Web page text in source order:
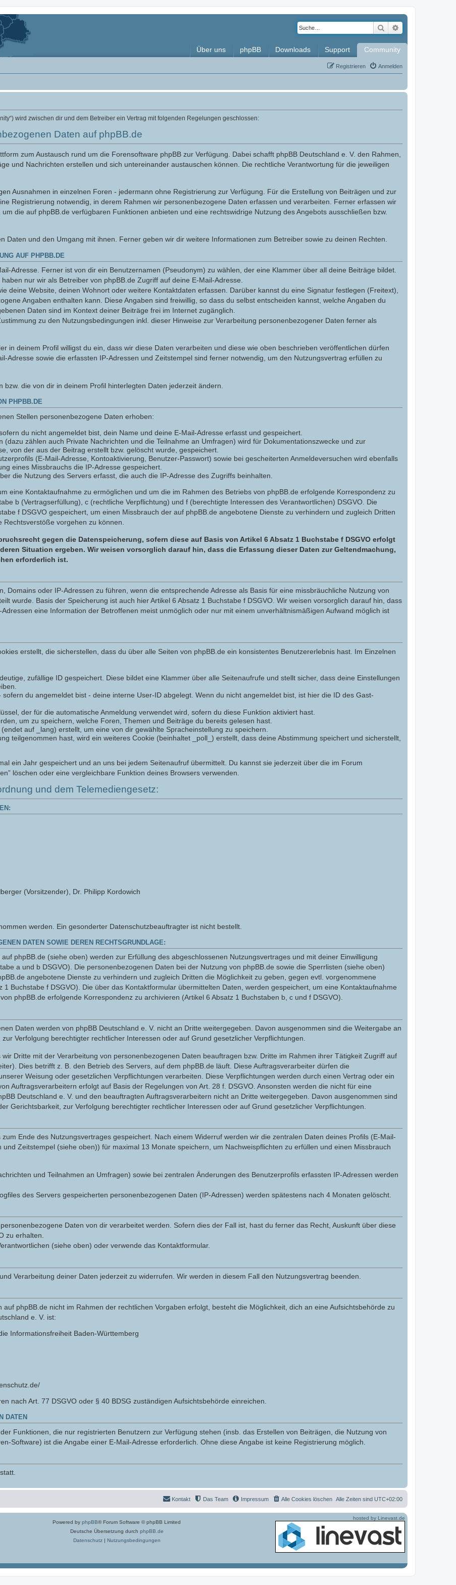
Suche
Über uns phpBB Downloads Support Community
Anmelden
Registrieren
wird zwischen dir und dem Betreiber ein Vertrag mit folgenden Regelungen geschlossen:
Daten auf phpBB.de
zum Austausch rund um die Forensoftware phpBB zur Verfügung. Dabei schafft phpBB Deutschland e. V. den Rahmen,
und Nachrichten erstellen und sich untereinander austauschen können. Die rechtliche Verantwortung für die jeweiligen
Ausnahmen in einzelnen Foren - jedermann ohne Registrierung zur Verfügung. Für die Erstellung von Beiträgen und zur
Registrierung notwendig, in derem Rahmen wir personenbezogene Daten erfassen und verarbeiten. Ferner erfassen wir
die auf phpBB.de verfügbaren Funktionen anbieten und eine rechtswidrige Nutzung des Angebots ausschließen bzw.
Daten und den Umgang mit ihnen. Ferner geben wir dir weitere Informationen zum Betreiber sowie zu deinen Rechten.
AUF PHPBB.DE
Adresse. Ferner ist von dir ein Benutzernamen (Pseudonym) zu wählen, der eine Klammer über all deine Beiträge bildet.
nur wir als Betreiber von phpBB.de Zugriff auf deine E-Mail-Adresse.
deine Website, deinen Wohnort oder weitere Kontaktdaten erfassen. Darüber kannst du eine Signatur festlegen (Freitext),
Angaben enthalten kann. Diese Angaben sind freiwillig, so dass du selbst entscheiden kannst, welche Angaben du
Daten sind im Kontext deiner Beiträge frei im Internet zugänglich.
zu den Nutzungsbedingungen inkl. dieser Hinweise zur Verarbeitung personenbezogener Daten ferner als
in deinem Profil willigst du ein, dass wir diese Daten verarbeiten und diese wie oben beschrieben veröffentlichen dürfen
Adresse sowie die erfassten IP-Adressen und Zeitstempel sind ferner notwendig, um den Nutzungsvertrag erfüllen zu
die von dir in deinem Profil hinterlegten Daten jederzeit ändern.
PHPBB.DE
Stellen personenbezogene Daten erhoben:
du nicht angemeldet bist, dein Name und deine E-Mail-Adresse erfasst und gespeichert.
(dazu zählen auch Private Nachrichten und die Teilnahme an Umfragen) wird für Dokumentationszwecke und zur
von der aus der Beitrag erstellt bzw. gelöscht wurde, gespeichert.
(E-Mail-Adresse, Kontoaktivierung, Benutzer-Passwort) sowie bei gescheiterten Anmeldeversuchen wird ebenfalls
eines Missbrauchs die IP-Adresse gespeichert.
die Nutzung des Servers erfasst, die auch die IP-Adresse des Zugriffs beinhalten.
eine Kontaktaufnahme zu ermöglichen und um die im Rahmen des Betriebs von phpBB.de erfolgende Korrespondenz zu
b (Vertragserfüllung), c (rechtliche Verpflichtung) und f (berechtigte Interessen des Verantwortlichen) DSGVO. Die
f DSGVO gespeichert, um einen Missbrauch der auf phpBB.de angebotene Dienste zu verhindern und zugleich Dritten
vorgehen zu können.
gegen die Datenspeicherung, sofern diese auf Basis von Artikel 6 Absatz 1 Buchstabe f DSGVO erfolgt
Situation ergeben. Wir weisen vorsorglich darauf hin, dass die Erfassung dieser Daten zur Geltendmachung,
erforderlich ist.
Domains oder IP-Adressen zu führen, wenn die entsprechende Adresse als Basis für eine missbräuchliche Nutzung von
wurde. Basis der Speicherung ist auch hier Artikel 6 Absatz 1 Buchstabe f DSGVO. Wir weisen vorsorglich darauf hin, dass
eine Information der Betroffenen meist unmöglich oder nur mit einem unverhältnismäßigen Aufwand möglich ist
erstellt, die sicherstellen, dass du über alle Seiten von phpBB.de ein konsistentes Benutzererlebnis hast. Im Einzelnen
zufällige ID gespeichert. Diese bildet eine Klammer über alle Seitenaufrufe und stellt sicher, dass deine Einstellungen
du angemeldet bist - deine interne User-ID abgelegt. Wenn du nicht angemeldet bist, ist hier die ID des Gast-
der für die automatische Anmeldung verwendet wird, sofern du diese Funktion aktiviert hast.
um zu speichern, welche Foren, Themen und Beiträge du bereits gelesen hast.
auf _lang) erstellt, um eine von dir gewählte Spracheinstellung zu speichern.
teilgenommen hast, wird ein weiteres Cookie (beinhaltet _poll_) erstellt, dass deine Abstimmung speichert und sicherstellt,
ein Jahr gespeichert und an uns bei jedem Seitenaufruf übermittelt. Du kannst sie jederzeit über die im Forum
löschen oder eine vergleichbare Funktion deines Browsers verwenden.
und dem Telemediengesetz:
(Vorsitzender), Dr. Philipp Kordowich
werden. Ein gesonderter Datenschutzbeauftragter ist nicht bestellt.
DATEN SOWIE DEREN RECHTSGRUNDLAGE:
phpBB.de (siehe oben) werden zur Erfüllung des abgeschlossenen Nutzungsvertrages und mit deiner Einwilligung
a und b DSGVO). Die personenbezogenen Daten bei der Nutzung von phpBB.de sowie die Sperrlisten (siehe oben)
angebotene Dienste zu verhindern und zugleich Dritten die Möglichkeit zu geben, gegen evtl. vorgenommene
Buchstabe f DSGVO). Die über das Kontaktformular übermittelten Daten, werden gespeichert, um eine Kontaktaufnahme
phpBB.de erfolgende Korrespondenz zu archivieren (Artikel 6 Absatz 1 Buchstaben b, c und f DSGVO).
Daten werden von phpBB Deutschland e. V. nicht an Dritte weitergegeben. Davon ausgenommen sind die Weitergabe an
Verfolgung berechtigter rechtlicher Interessen oder auf Grund gesetzlicher Verpflichtungen.
Dritte mit der Verarbeitung von personenbezogenen Daten beauftragen bzw. Dritte im Rahmen ihrer Tätigkeit Zugriff auf
Dies betrifft z. B. den Betrieb des Servers, auf dem phpBB.de läuft. Diese Auftragsverarbeiter dürfen die
Weisung oder gesetzlichen Verpflichtungen verarbeiten. Diese Verpflichtungen werden durch einen Vertrag oder ein
Auftragsverarbeitern erfolgt auf Basis der Regelungen von Art. 28 f. DSGVO. Ansonsten werden die nicht für eine
Deutschland e. V. und den beauftragten Auftragsverarbeitern nicht an Dritte weitergegeben. Davon ausgenommen sind
Gerichtsbarkeit, zur Verfolgung berechtigter rechtlicher Interessen oder auf Grund gesetzlicher Verpflichtungen.
Ende des Nutzungsvertrages gespeichert. Nach einem Widerruf werden wir die zentralen Daten deines Profils (E-Mail-
Zeitstempel (siehe oben)) für maximal 13 Monate speichern, um Nachweispflichten zu erfüllen und einen Missbrauch
und Teilnahmen an Umfragen) sowie bei zentralen Änderungen des Benutzerprofils erfassten IP-Adressen werden
des Servers gespeicherten personenbezogenen Daten (IP-Adressen) werden spätestens nach 4 Monaten gelöscht.
Daten von dir verarbeitet werden. Sofern dies der Fall ist, hast du ferner das Recht, Auskunft über diese
zu erhalten.
(siehe oben) oder verwende das Kontaktformular.
Verarbeitung deiner Daten jederzeit zu widerrufen. Wir werden in diesem Fall den Nutzungsvertrag beenden.
phpBB.de nicht im Rahmen der rechtlichen Vorgaben erfolgt, besteht die Möglichkeit, dich an eine Aufsichtsbehörde zu
e. V. ist:
Informationsfreiheit Baden-Württemberg
nach Art. 77 DSGVO oder § 40 BDSG zuständigen Aufsichtsbehörde einreichen.
DATEN
Funktionen, die nur registrierten Benutzern zur Verfügung stehen (insb. das Erstellen von Beiträgen, die Nutzung von
Software) ist die Angabe einer E-Mail-Adresse erforderlich. Ohne diese Angabe ist keine Registrierung möglich.
Alle Zeiten sind UTC+02:00
Alle Cookies löschen
Impressum
Das Team
Kontakt
Powered by phpBB® Forum Software © phpBB Limited
Deutsche Übersetzung durch phpBB.de
Datenschutz| Nutzungsbedingungen
hosted by Linevast.de